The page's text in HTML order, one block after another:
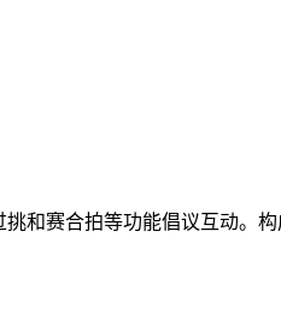
和赛合拍等功能倡议互动。